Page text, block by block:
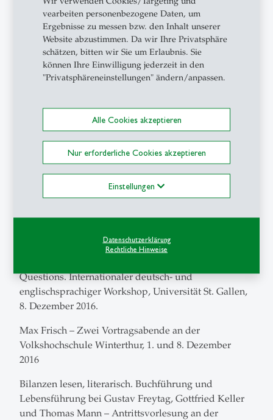
vearbeiten personenbezogene Daten, um
Ergebnisse zu messen bzw. den Inhalt unserer
Website abzustimmen. Da wir Ihre Privatsphäre
schätzen, bitten wir Sie um Erlaubnis. Sie
können Ihre Einwilligung jederzeit in den
"Privatsphäreneinstellungen" ändern/anpassen.
Alle Cookies akzeptieren
Nur erforderliche Cookies akzeptieren
Einstellungen
Datenschutzerklärung
Rechtliche Hinweise
Vorträge
(Auswahl)
Wozu Helden? Heroismus und Postheroismus bei
Bertolt Brecht. Vortrag an der Université de Lausanne,
22. Februar 2019.
Das Drama des verschuldeten Menschen
(Shakespeare, Ibsen, Dürrenmatt) – Collegium
Generale, Universität Bern, Vorlesungsreihe zum
Thema „Schuld und Schulden“, Bern 15. November
Weltbankrott. Zu Friedrich Dürrenmatts Dramaturgie
Karlsruhe, 16. Juni 2017.
Questions. Internationaler deutsch- und
englischsprachiger Workshop, Universität St. Gallen,
8. Dezember 2016.
Max Frisch – Zwei Vortragsabende an der
Volkshochschule Winterthur, 1. und 8. Dezember
2016
Bilanzen lesen, literarisch. Buchführung und
Lebensführung bei Gustav Freytag, Gottfried Keller
und Thomas Mann – Antrittsvorlesung an der